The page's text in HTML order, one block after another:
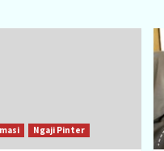
Ngaji Pinter